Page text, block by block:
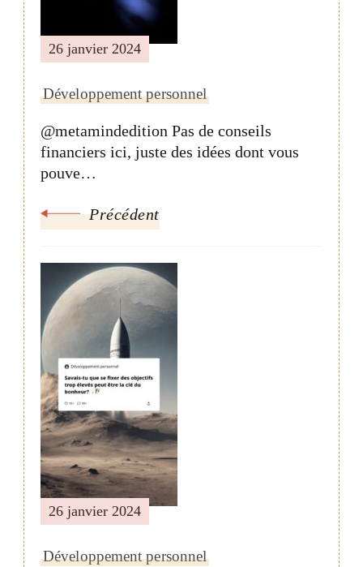
26 janvier 2024
Développement personnel
@metamindedition Pas de conseils
financiers ici, juste des idées dont vous
pouve…
Précédent
26 janvier 2024
Développement personnel